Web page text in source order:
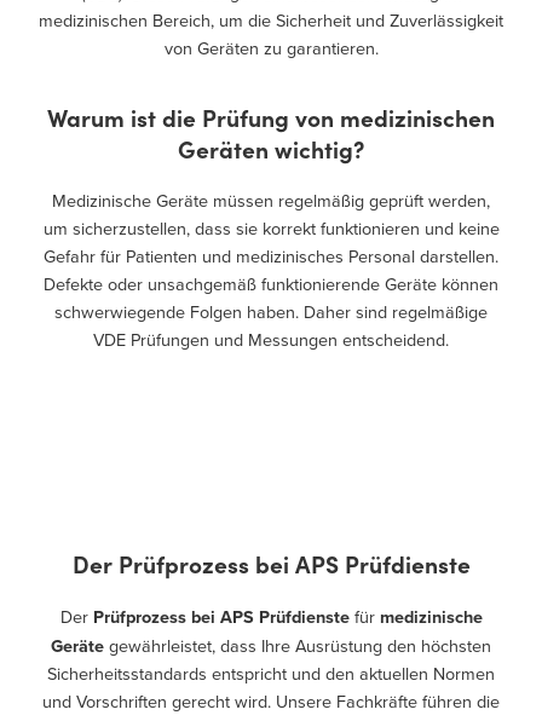
medizinischen Bereich, um die Sicherheit und Zuverlässigkeit
von Geräten zu garantieren.
Warum ist die Prüfung von medizinischen
Geräten wichtig?
Medizinische Geräte müssen regelmäßig geprüft werden,
um sicherzustellen, dass sie korrekt funktionieren und keine
Gefahr für Patienten und medizinisches Personal darstellen.
Defekte oder unsachgemäß funktionierende Geräte können
schwerwiegende Folgen haben. Daher sind regelmäßige
VDE Prüfungen und Messungen entscheidend.
Der Prüfprozess bei APS Prüfdienste
Der Prüfprozess bei APS Prüfdienstefür medizinische
Gerätegewährleistet, dass Ihre Ausrüstung den höchsten
Sicherheitsstandards entspricht und den aktuellen Normen
und Vorschriften gerecht wird. Unsere Fachkräfte führen die